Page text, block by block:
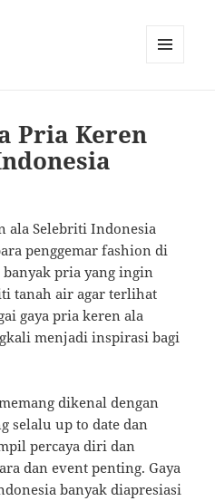
Pria Keren
ala Selebriti Indonesia
penggemar fashion di
pria yang ingin
tanah air agar terlihat
gaya pria keren ala
menjadi inspirasi bagi
dikenal dengan
selalu up to date dan
percaya diri dan
dan event penting. Gaya
banyak diapresiasi